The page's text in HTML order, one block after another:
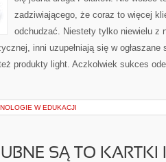
zadziwiającego, że coraz to więcej
odchudzać. Niestety tylko niewielu z
inni uzupełniają się w ogłaszane
produkty light. Aczkolwiek sukces
W EDUKACJI
SĄ TO KARTKI